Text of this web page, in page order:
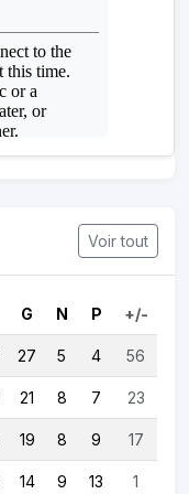
Voir tout
G N P +/-
27 5 4 56
21 8 7 23
19 8 9 17
14 9 13 1